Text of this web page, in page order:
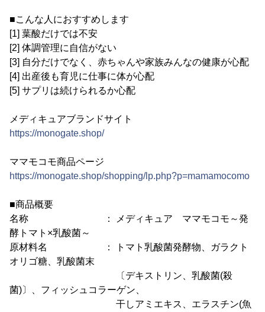
■こんな人におすすめします
[1] 葉酸だけでは不安
[2] 体調管理に自信がない
[3] 自分だけでなく、赤ちゃんや家族みんなの健康が心配
[4] 出産後も育児に仕事に体が心配
[5] サプリは続けられるか心配
メディキュアブランドサイト
https://monogate.shop/
ママモコモ商品ページ
https://monogate.shop/shopping/lp.php?p=mamamocomo
■商品概要
名称 ： メディキュア ママモコモ～発
酵トマト×乳酸菌～
原材料名 ： トマト乳酸菌発酵物、ガラクト
オリゴ糖、乳酸菌末
〔デキストリン、乳酸菌(殺
菌)〕、フィッシュコラーゲン、
干しアミエキス、エラスチン(魚